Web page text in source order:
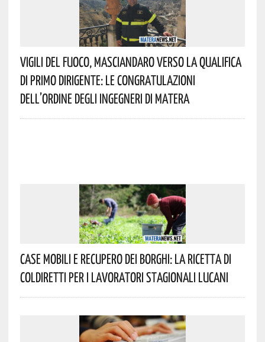
Vigili Del Fuoco, Masciandaro Verso La Qualifica
Di Primo Dirigente: Le Congratulazioni
Dell’Ordine Degli Ingegneri Di Matera
Case Mobili E Recupero Dei Borghi: La Ricetta Di
Coldiretti Per I Lavoratori Stagionali Lucani